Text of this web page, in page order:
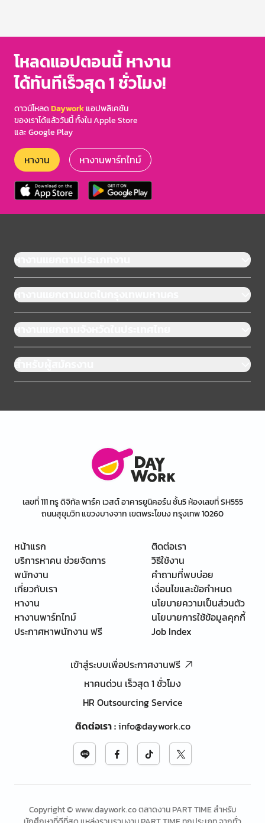
โหลดแอปตอนนี้ หางาน
ได้ทันทีเร็วสุด 1 ชั่วโมง!
ดาวน์โหลดDayworkแอปพลิเคชัน
ของเราได้แล้ววันนี้ ทั้งใน Apple Store
และ Google Play
หางาน หางานพาร์ทไทม์
หางานแยกตามประเภทงาน
หางานแยกตามเขตในกรุงเทพมหานคร
หางานแยกตามจังหวัดในประเทศไทย
สำหรับผู้สมัครงาน
เลขที่ 111 ทรู ดิจิทัล พาร์ค เวสต์ อาคารยูนิคอร์น ชั้น5 ห้องเลขที่ SH555
ถนนสุขุมวิท แขวงบางจาก เขตพระโขนง กรุงเทพ 10260
หน้าแรก
บริการหาคน ช่วยจัดการ
พนักงาน
เกี่ยวกับเรา
หางาน
หางานพาร์ทไทม์
ประกาศหาพนักงาน ฟรี
ติดต่อเรา
วิธีใช้งาน
คำถามที่พบบ่อย
เงื่อนไขและข้อกำหนด
นโยบายความเป็นส่วนตัว
นโยบายการใช้ข้อมูลคุกกี้
Job Index
เข้าสู่ระบบเพื่อประกาศงานฟรี
หาคนด่วน เร็วสุด 1 ชั่วโมง
HR Outsourcing Service
ติดต่อเรา:info@daywork.co
Copyright © www.daywork.co ตลาดงาน PART TIME สำหรับ